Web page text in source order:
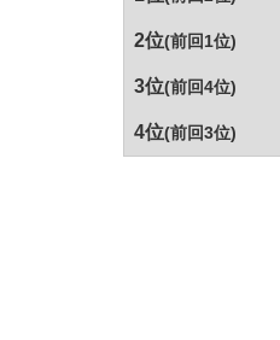
2位(前回1位)
3位(前回4位)
4位(前回3位)